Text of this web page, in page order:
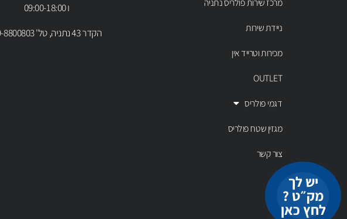
מרכז שירות פולריס נתניה
ניידת שירות
מכירות וטרייד אין
OUTLET
דגמי פולריס
מגזין שטח פולריס
צור קשר
יש לך
מק״ט ?
לחץ כאן
ו 09:00-18:00
הקדר 43 נתניה, טל' 09-8800803